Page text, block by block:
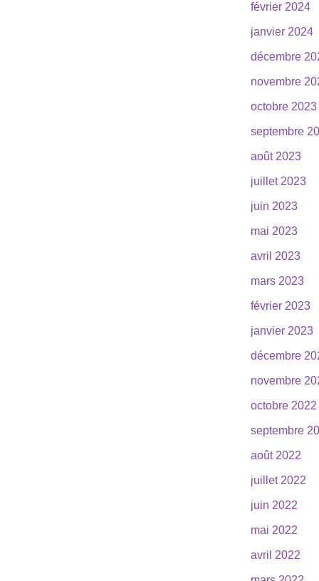
février 2024
janvier 2024
décembre
novembre
octobre 2023
septembre
août 2023
juillet 2023
juin 2023
mai 2023
avril 2023
mars 2023
février 2023
janvier 2023
décembre
novembre
octobre 2022
septembre
août 2022
juillet 2022
juin 2022
mai 2022
avril 2022